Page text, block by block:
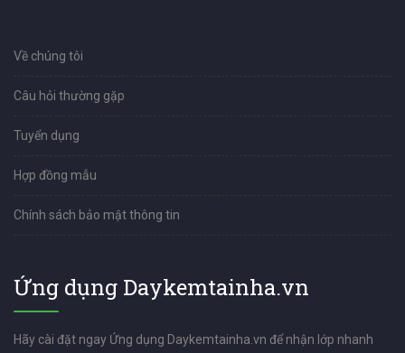
Về chúng tôi
Câu hỏi thường gặp
Tuyển dụng
Hợp đồng mẫu
Chính sách bảo mật thông tin
Ứng dụng Daykemtainha.vn
Hãy cài đặt ngay Ứng dụng Daykemtainha.vn để nhận lớp nhanh